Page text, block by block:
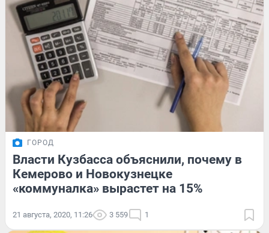
ГОРОД
Власти Кузбасса объяснили, почему в
Кемерово и Новокузнецке
«коммуналка» вырастет на 15%
21 августа, 2020, 11:26 3 559 1